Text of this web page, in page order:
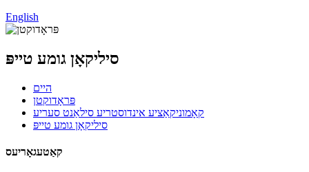
English
סיליקאָן גומע טייפּ
היים
פּראָדוקטן
קאָמוניקאַציע אינדוסטריע סילאַנט סעריע
סיליקאָן גומע טייפּ
קאַטעגאָריעס